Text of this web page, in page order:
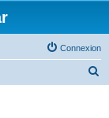
Connexion